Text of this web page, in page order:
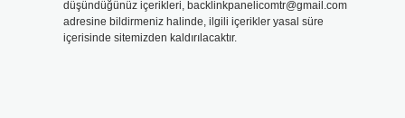
düşündüğünüz içerikleri, backlinkpanelicomtr@gmail.com
adresine bildirmeniz halinde, ilgili içerikler yasal süre
içerisinde sitemizden kaldırılacaktır.